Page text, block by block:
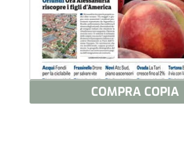
COMPRA COPIA